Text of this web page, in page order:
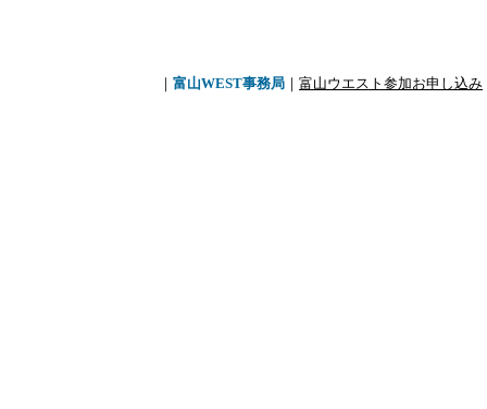
｜ 富山WEST事務局 ｜ 富山ウエスト参加お申し込み